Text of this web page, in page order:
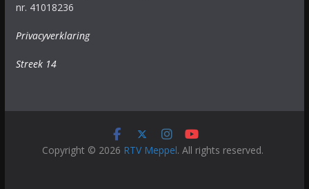
nr. 41018236
Privacyverklaring
Streek 14
Copyright © 2026 RTV Meppel. All rights reserved.